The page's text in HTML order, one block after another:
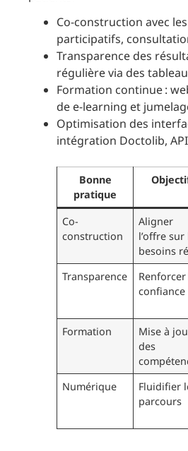
Co-construction avec
participatifs,
Transparence des
régulière via des
Formation continue :
de e-learning et
Optimisation des
intégration Doctolib, API
Bonne
pratique
Co-
construction
Aligner
l’offre sur
besoins
Transparence
Renforcer
confiance
Formation
Mise à
des
Numérique
Fluidifier
parcours